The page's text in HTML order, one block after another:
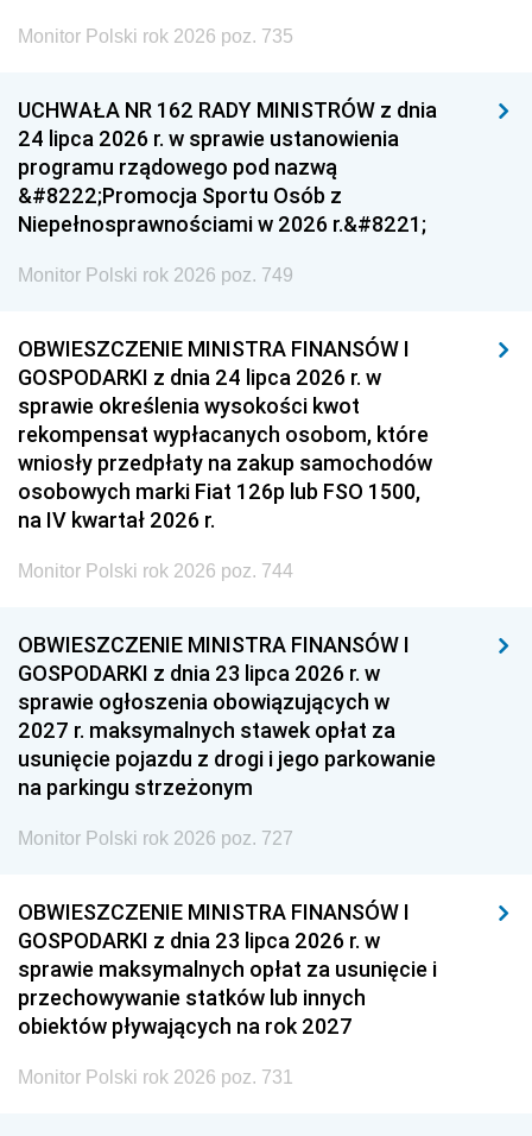
Monitor Polski rok 2026 poz. 735
UCHWAŁA NR 162 RADY MINISTRÓW z dnia
24 lipca 2026 r. w sprawie ustanowienia
programu rządowego pod nazwą
&#8222;Promocja Sportu Osób z
Niepełnosprawnościami w 2026 r.&#8221;
Monitor Polski rok 2026 poz. 749
OBWIESZCZENIE MINISTRA FINANSÓW I
GOSPODARKI z dnia 24 lipca 2026 r. w
sprawie określenia wysokości kwot
rekompensat wypłacanych osobom, które
wniosły przedpłaty na zakup samochodów
osobowych marki Fiat 126p lub FSO 1500,
na IV kwartał 2026 r.
Monitor Polski rok 2026 poz. 744
OBWIESZCZENIE MINISTRA FINANSÓW I
GOSPODARKI z dnia 23 lipca 2026 r. w
sprawie ogłoszenia obowiązujących w
2027 r. maksymalnych stawek opłat za
usunięcie pojazdu z drogi i jego parkowanie
na parkingu strzeżonym
Monitor Polski rok 2026 poz. 727
OBWIESZCZENIE MINISTRA FINANSÓW I
GOSPODARKI z dnia 23 lipca 2026 r. w
sprawie maksymalnych opłat za usunięcie i
przechowywanie statków lub innych
obiektów pływających na rok 2027
Monitor Polski rok 2026 poz. 731